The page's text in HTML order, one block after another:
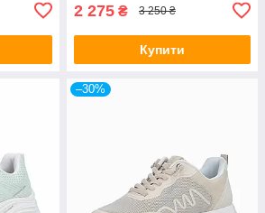
2 275 ₴ 3 250 ₴
Купити
–30%